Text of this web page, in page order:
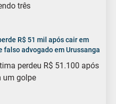
três
R$ 51 mil após cair em
falso advogado em Urussanga
perdeu R$ 51.100 após
um golpe